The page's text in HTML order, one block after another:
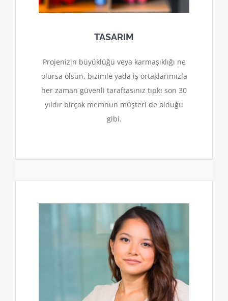
TASARIM
Projenizin büyüklüğü veya karmaşıklığı ne
olursa olsun, bizimle yada iş ortaklarımızla
her zaman güvenli taraftasınız tıpkı son 30
yıldır birçok memnun müşteri de olduğu
gibi.